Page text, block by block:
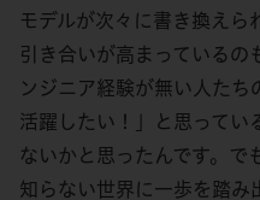
モデルが次々に書き換えら
引き合いが高まっているの
ンジニア経験が無い人たち
活躍したい！」と思ってい
ないかと思ったんです。で
知らない世界に一歩を踏み